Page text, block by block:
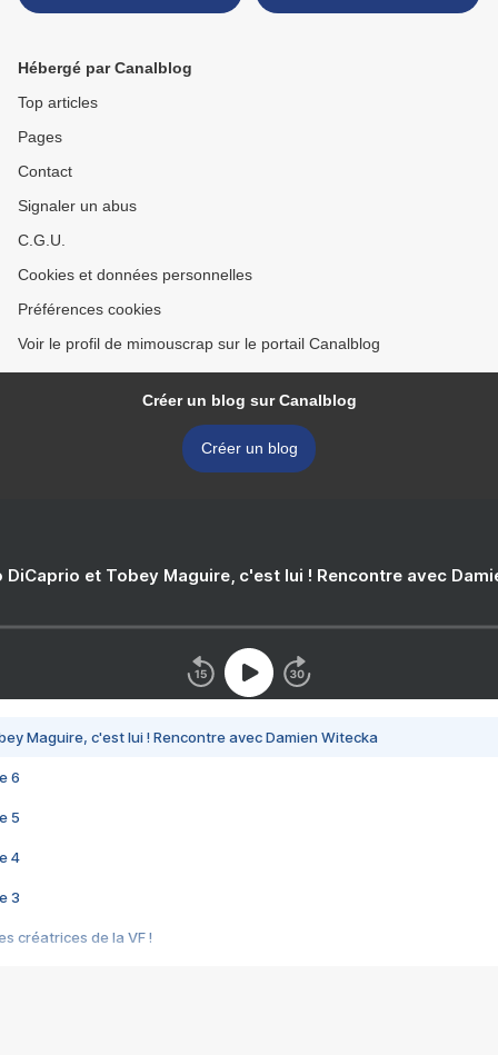
Hébergé par Canalblog
Top articles
Pages
Contact
Signaler un abus
C.G.U.
Cookies et données personnelles
Préférences cookies
Voir le profil de mimouscrap sur le portail Canalblog
Créer un blog sur Canalblog
Créer un blog
DiCaprio et Tobey Maguire, c'est lui ! Rencontre avec
Maguire, c'est lui ! Rencontre avec Damien Witecka
6
5
4
3
créatrices de la VF !